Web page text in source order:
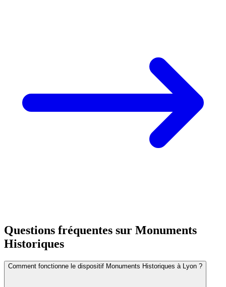
Questions fréquentes sur Monuments
Historiques
Comment fonctionne le dispositif Monuments Historiques à Lyon ?